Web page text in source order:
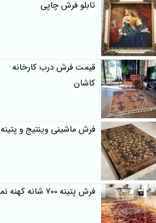
تابلو فرش چاپی
قیمت فرش درب کارخانه
کاشان
فرش ماشینی وینتیج و پتینه
فرش پتینه 700 شانه کهنه نما